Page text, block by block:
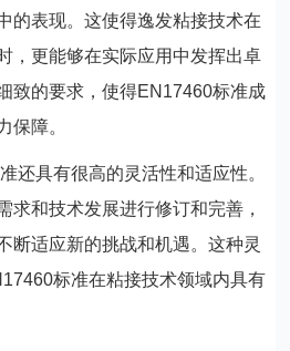
的表现。这使得逸发粘接技术在
，更能够在实际应用中发挥出卓
致的要求，使得EN17460标准成
保障。
还具有很高的灵活性和适应性。
求和技术发展进行修订和完善，
断适应新的挑战和机遇。这种灵
标准在粘接技术领域内具有